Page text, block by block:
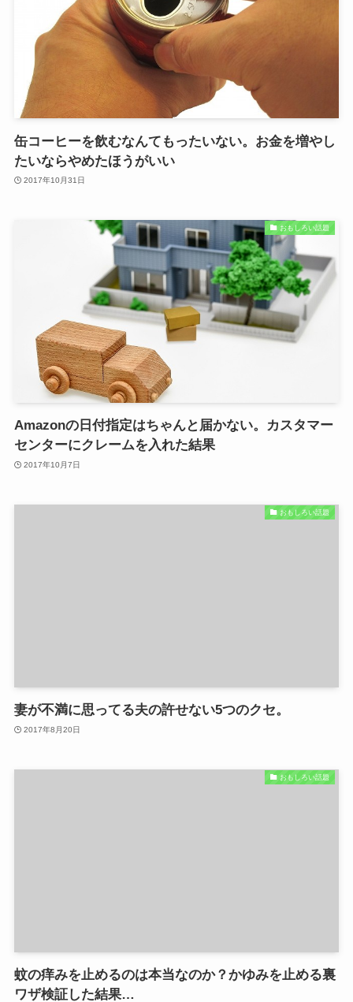
缶コーヒーを飲むなんてもったいない。お金を増やし
たいならやめたほうがいい
2017年10月31日
おもしろい話題
Amazonの日付指定はちゃんと届かない。カスタマー
センターにクレームを入れた結果
2017年10月7日
おもしろい話題
妻が不満に思ってる夫の許せない5つのクセ。
2017年8月20日
おもしろい話題
蚊の痒みを止めるのは本当なのか？かゆみを止める裏
ワザ検証した結果…